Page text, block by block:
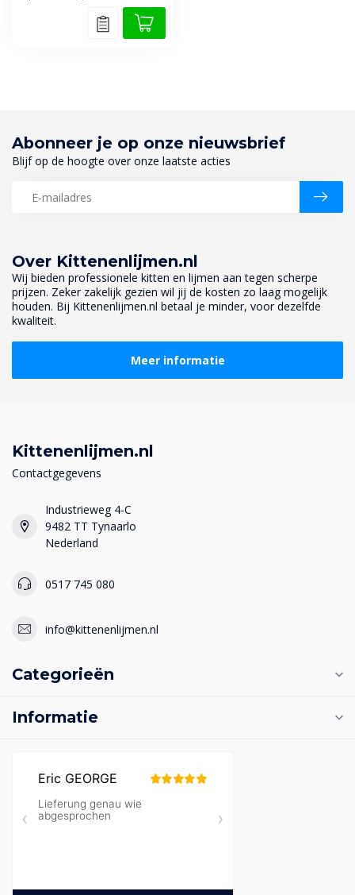
Over Kittenenlijmen.nl
Wij bieden professionele kitten en lijmen aan tegen scherpe
prijzen. Zeker zakelijk gezien wil jij de kosten zo laag mogelijk
houden. Bij Kittenenlijmen.nl betaal je minder, voor dezelfde
kwaliteit.
Meer informatie
Abonneer je op onze nieuwsbrief
Blijf op de hoogte over onze laatste acties
Kittenenlijmen.nl
Contactgegevens
Industrieweg 4-C
9482 TT Tynaarlo
Nederland
0517 745 080
info@kittenenlijmen.nl
Categorieën
Informatie